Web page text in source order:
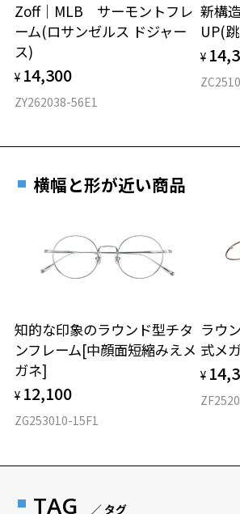
材質
フロント素材：チタン
Zoff｜MLB サーモントフレ
ーム(ロサンゼルス ドジャー
ス)
¥ 14,300
ZY262038-56E1
新構
UP(
¥
横幅と形が近い商品
知的な印象のラウンド型チタ
ンフレーム[中顔面短縮みえメ
ガネ]
¥ 12,100
ZG253010-15F1
ラウ
式メ
¥
TAG ／ タグ